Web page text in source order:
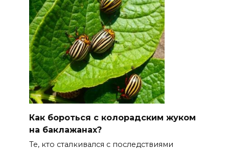
Как бороться с колорадским жуком
на баклажанах?
Те, кто сталкивался с последствиями